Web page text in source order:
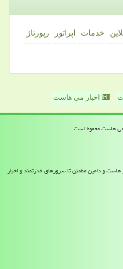
خدمات اپراتور رپورتاژ
اخبار می هاست
و دامین مطمئن تا سرورهای قدرتمند و اخبار